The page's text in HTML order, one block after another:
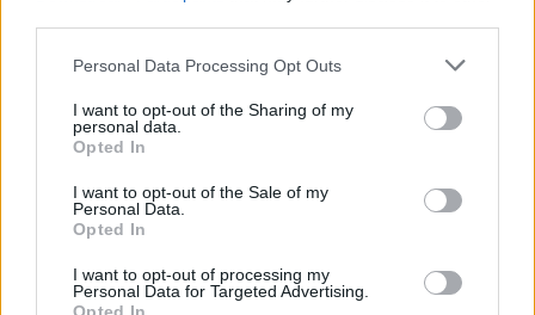
Please note that this website/app uses one or more Google
not limited to your visit or usage behaviour. You may click to
grant or deny consent to Google and its third-party tags to
use your data for below specified purposes in below Google
consent section.
Personal Data Processing Opt Outs
I want to opt-out of the Sharing of my
personal data.
Opted In
I want to opt-out of the Sale of my
Personal Data.
Opted In
I want to opt-out of processing my
Personal Data for Targeted Advertising.